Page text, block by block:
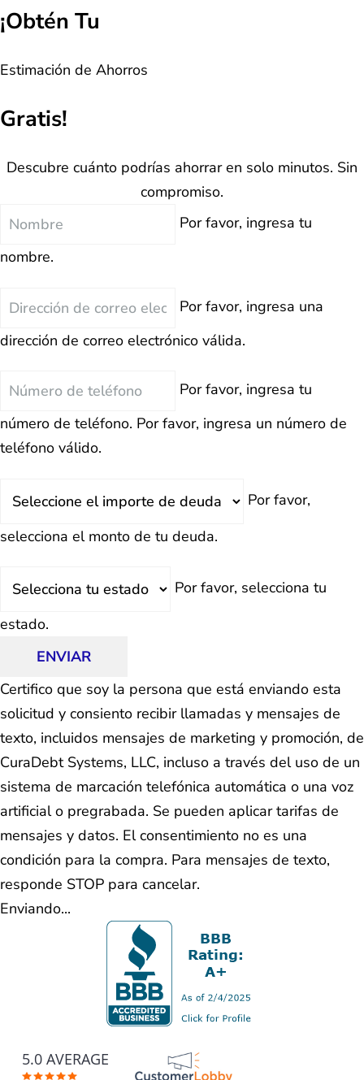
¡Obtén Tu
Estimación de Ahorros
Gratis!
Descubre cuánto podrías ahorrar en solo minutos. Sin
compromiso.
Nombre
Por favor, ingresa tu
nombre.
Correo
Por favor, ingresa una
dirección de correo electrónico válida.
Teléfono
Por favor, ingresa tu
número de teléfono. Por favor, ingresa un número de
teléfono válido.
Por favor,
selecciona el monto de tu deuda.
Por favor, selecciona tu
estado.
ENVIAR
Certifico que soy la persona que está enviando esta
solicitud y consiento recibir llamadas y mensajes de
texto, incluidos mensajes de marketing y promoción, de
CuraDebt Systems, LLC, incluso a través del uso de un
sistema de marcación telefónica automática o una voz
artificial o pregrabada. Se pueden aplicar tarifas de
mensajes y datos. El consentimiento no es una
condición para la compra. Para mensajes de texto,
responde STOP para cancelar.
Enviando...
5.0 AVERAGE